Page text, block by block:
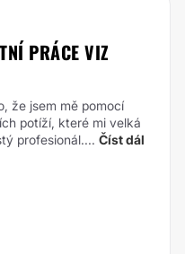
PRÁCE VIZ
že jsem mě pomocí
potíží, které mi velká
profesionál.... Číst dál